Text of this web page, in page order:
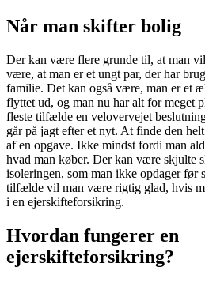
Når man skifter bolig
Der kan være flere grunde til, at man
være, at man er et ungt par, der har
familie. Det kan også være, man er et
flyttet ud, og man nu har alt for meget
fleste tilfælde en velovervejet
går på jagt efter et nyt. At finde den
af en opgave. Ikke mindst fordi man
hvad man køber. Der kan være skjulte
isoleringen, som man ikke opdager før
tilfælde vil man være rigtig glad, hvis
i en ejerskifteforsikring.
Hvordan fungerer en
ejerskifteforsikring?